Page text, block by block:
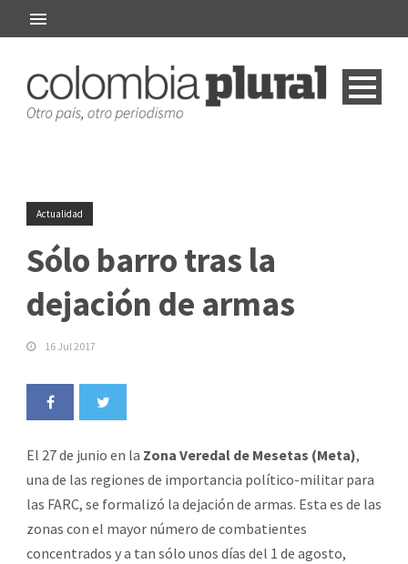
Actualidad
Sólo barro tras la
dejación de armas
16 Jul 2017
El 27 de junio en la Zona Veredal de Mesetas (Meta),
una de las regiones de importancia político-militar para
las FARC, se formalizó la dejación de armas. Esta es de las
zonas con el mayor número de combatientes
concentrados y a tan sólo unos días del 1 de agosto,